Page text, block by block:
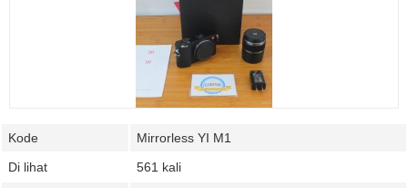
Kode
Mirrorless YI M1
Di lihat
561 kali